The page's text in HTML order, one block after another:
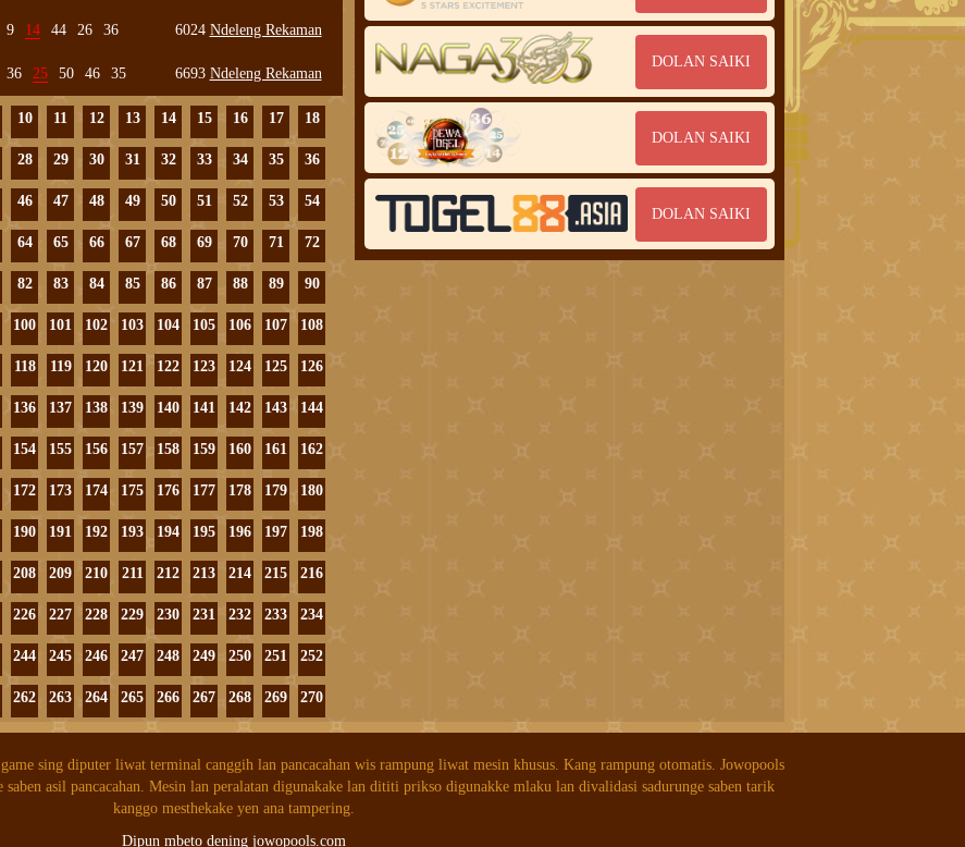
9 14 44 26 36 6024 Ndeleng Rekaman
36 25 50 46 35 6693 Ndeleng Rekaman
10 11 12 13 14 15 16 17 18
28 29 30 31 32 33 34 35 36
46 47 48 49 50 51 52 53 54
64 65 66 67 68 69 70 71 72
82 83 84 85 86 87 88 89 90
100 101 102 103 104 105 106 107 108
118 119 120 121 122 123 124 125 126
136 137 138 139 140 141 142 143 144
154 155 156 157 158 159 160 161 162
172 173 174 175 176 177 178 179 180
190 191 192 193 194 195 196 197 198
208 209 210 211 212 213 214 215 216
226 227 228 229 230 231 232 233 234
244 245 246 247 248 249 250 251 252
262 263 264 265 266 267 268 269 270
DOLAN SAIKI
DOLAN SAIKI
DOLAN SAIKI
sing diputer liwat terminal canggih lan pancacahan wis rampung liwat mesin khusus. Kang rampung otomatis. Jowopools
asil pancacahan. Mesin lan peralatan digunakake lan dititi prikso digunakke mlaku lan divalidasi sadurunge saben tarik
kanggo mesthekake yen ana tampering.
Dipun mbeto dening jowopools.com